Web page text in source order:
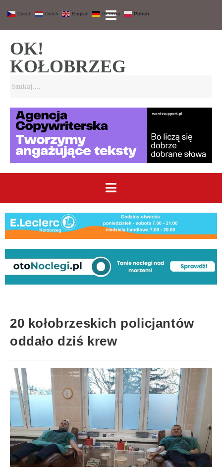
OK!
KOŁOBRZEG
20 kołobrzeskich policjantów
oddało dziś krew
Czech Dutch English German Polish